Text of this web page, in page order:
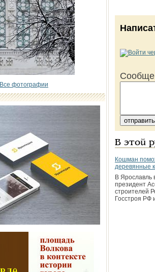
Все фотографии
В этой
Кошман
деревянные
В Ярославль
президент
строителей
Госстроя РФ